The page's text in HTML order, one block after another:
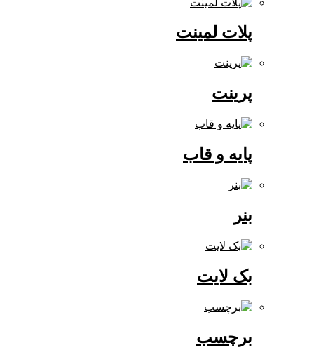
پلات لمینت
پایه و قاب